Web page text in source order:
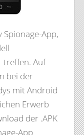
App,
treffen. Auf
bei der
mit Android
Erwerb
der .APK
App